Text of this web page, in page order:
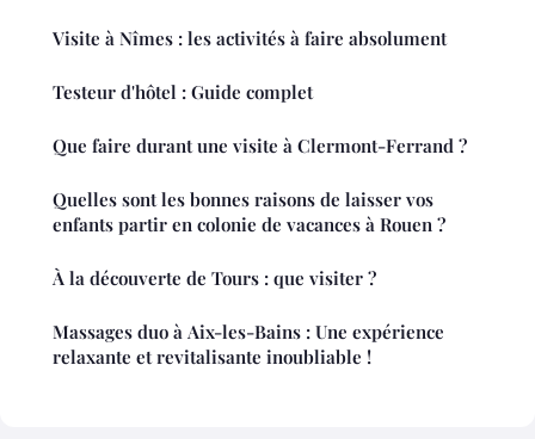
Visite à Nîmes : les activités à faire absolument
Testeur d'hôtel : Guide complet
Que faire durant une visite à Clermont-Ferrand ?
Quelles sont les bonnes raisons de laisser vos
enfants partir en colonie de vacances à Rouen ?
À la découverte de Tours : que visiter ?
Massages duo à Aix-les-Bains : Une expérience
relaxante et revitalisante inoubliable !